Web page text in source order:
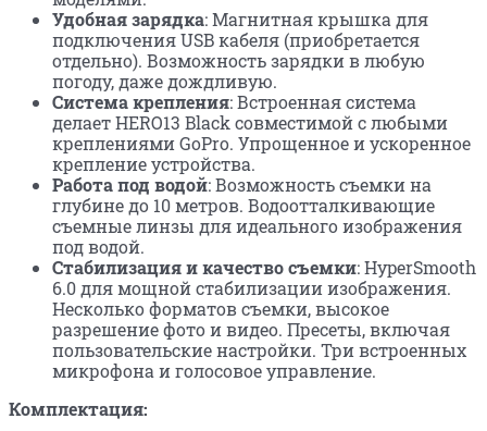
Удобная зарядка: Магнитная крышка для
подключения USB кабеля (приобретается
отдельно). Возможность зарядки в любую
погоду, даже дождливую.
Система крепления: Встроенная система
делает HERO13 Black совместимой с любыми
креплениями GoPro. Упрощенное и ускоренное
крепление устройства.
Работа под водой: Возможность съемки на
глубине до 10 метров. Водоотталкивающие
съемные линзы для идеального изображения
под водой.
Стабилизация и качество съемки: HyperSmooth
6.0 для мощной стабилизации изображения.
Несколько форматов съемки, высокое
разрешение фото и видео. Пресеты, включая
пользовательские настройки. Три встроенных
микрофона и голосовое управление.
Комплектация: